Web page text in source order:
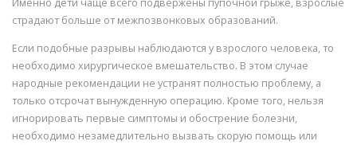
Именно дети чаще всего подвержены пупочной грыже, взрослые
страдают больше от межпозвонковых образований.
Если подобные разрывы наблюдаются у взрослого человека, то
необходимо хирургическое вмешательство. В этом случае
народные рекомендации не устранят полностью проблему, а
только отсрочат вынужденную операцию. Кроме того, нельзя
игнорировать первые симптомы и обострение болезни,
необходимо незамедлительно вызвать скорую помощь или